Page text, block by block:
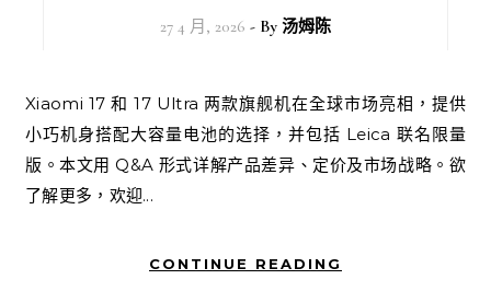
27 4 月, 2026 - By 汤姆陈
Xiaomi 17 和 17 Ultra 两款旗舰机在全球市场亮相，提供
小巧机身搭配大容量电池的选择，并包括 Leica 联名限量
版。本文用 Q&A 形式详解产品差异、定价及市场战略。欲
了解更多，欢迎...
CONTINUE READING